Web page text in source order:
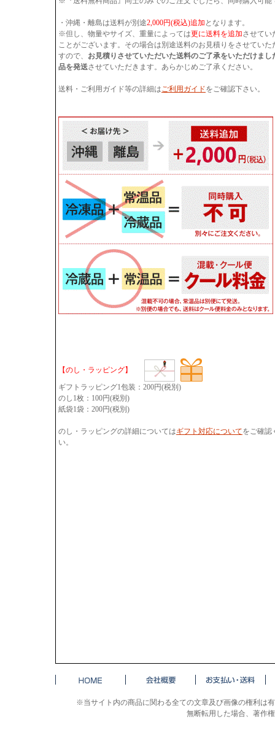
・沖縄・離島は送料が別途2,000円(税込)追加 となります。
※但し、物量やサイズ、重量によっては更に送料を追加させてい
ことがございます。その場合は別途送料のお見積りをさせていた
すので、 お見積りさせていただいた送料のご了承をいただけまし
品を発送させていただきます。あらかじめご了承ください。
送料・ご利用ガイド等の詳細はご利用ガイドをご確認下さい。
【のし・ラッピング】
ギフトラッピング1包装：200円(税別)
のし1枚：100円(税別)
紙袋1袋：200円(税別)
のし・ラッピングの詳細についてはギフト対応についてをご確認
い。
※当サイト内の商品に関わる全ての文章及び画像の権利は
無断転用した場合、著作